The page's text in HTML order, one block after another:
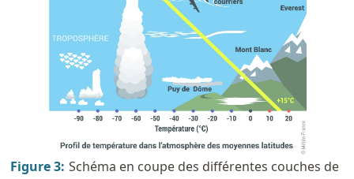
Figure3: Schéma en coupe des différentes couches de